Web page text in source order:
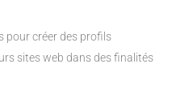
pour créer des profils
sites web dans des finalités